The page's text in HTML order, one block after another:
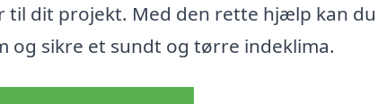
til dit projekt. Med den rette hjælp kan
og sikre et sundt og tørre indeklima.